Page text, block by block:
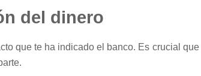
del dinero
que te ha indicado el banco. Es crucial